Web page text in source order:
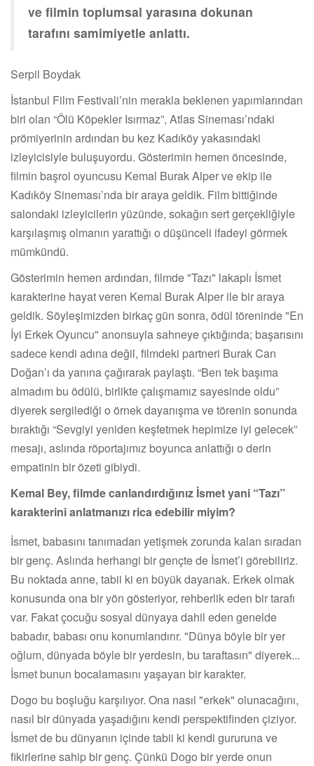
ve filmin toplumsal yarasına dokunan
tarafını samimiyetle anlattı.
Serpil Boydak
İstanbul Film Festivali’nin merakla beklenen yapımlarından
biri olan “Ölü Köpekler Isırmaz”, Atlas Sineması’ndaki
prömiyerinin ardından bu kez Kadıköy yakasındaki
izleyicisiyle buluşuyordu. Gösterimin hemen öncesinde,
filmin başrol oyuncusu Kemal Burak Alper ve ekip ile
Kadıköy Sineması’nda bir araya geldik. Film bittiğinde
salondaki izleyicilerin yüzünde, sokağın sert gerçekliğiyle
karşılaşmış olmanın yarattığı o düşünceli ifadeyi görmek
mümkündü.
Gösterimin hemen ardından, filmde "Tazı" lakaplı İsmet
karakterine hayat veren Kemal Burak Alper ile bir araya
geldik. Söyleşimizden birkaç gün sonra, ödül töreninde "En
İyi Erkek Oyuncu" anonsuyla sahneye çıktığında; başarısını
sadece kendi adına değil, filmdeki partneri Burak Can
Doğan’ı da yanına çağırarak paylaştı. “Ben tek başıma
almadım bu ödülü, birlikte çalışmamız sayesinde oldu”
diyerek sergilediği o örnek dayanışma ve törenin sonunda
bıraktığı “Sevgiyi yeniden keşfetmek hepimize iyi gelecek”
mesajı, aslında röportajımız boyunca anlattığı o derin
empatinin bir özeti gibiydi.
Kemal Bey, filmde canlandırdığınız İsmet yani “Tazı”
karakterini anlatmanızı rica edebilir miyim?
İsmet, babasını tanımadan yetişmek zorunda kalan sıradan
bir genç. Aslında herhangi bir gençte de İsmet’i görebiliriz.
Bu noktada anne, tabii ki en büyük dayanak. Erkek olmak
konusunda ona bir yön gösteriyor, rehberlik eden bir tarafı
var. Fakat çocuğu sosyal dünyaya dahil eden genelde
babadır, babası onu konumlandırır. "Dünya böyle bir yer
oğlum, dünyada böyle bir yerdesin, bu taraftasın" diyerek...
İsmet bunun bocalamasını yaşayan bir karakter.
Dogo bu boşluğu karşılıyor. Ona nasıl "erkek" olunacağını,
nasıl bir dünyada yaşadığını kendi perspektifinden çiziyor.
İsmet de bu dünyanın içinde tabii ki kendi gururuna ve
fikirlerine sahip bir genç. Çünkü Dogo bir yerde onun